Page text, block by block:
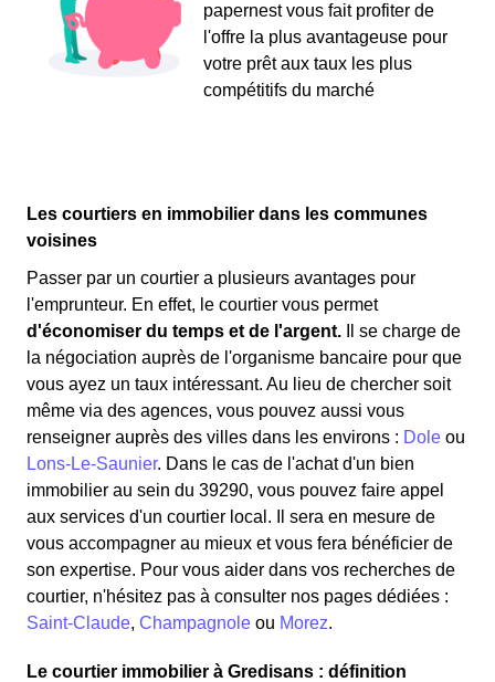
papernest vous fait profiter de
l'offre la plus avantageuse pour
votre prêt aux taux les plus
compétitifs du marché
Les courtiers en immobilier dans les communes
voisines
Passer par un courtier a plusieurs avantages pour
l'emprunteur. En effet, le courtier vous permet
d'économiser du temps et de l'argent.
Il se charge de
la négociation auprès de l'organisme bancaire pour que
vous ayez un taux intéressant. Au lieu de chercher soit
même via des agences, vous pouvez aussi vous
renseigner auprès des villes dans les environs : Dole ou
Lons-Le-Saunier. Dans le cas de l'achat d'un bien
immobilier au sein du 39290, vous pouvez faire appel
aux services d'un courtier local. Il sera en mesure de
vous accompagner au mieux et vous fera bénéficier de
son expertise. Pour vous aider dans vos recherches de
courtier, n'hésitez pas à consulter nos pages dédiées :
Saint-Claude, Champagnole ou Morez.
Le courtier immobilier à Gredisans : définition